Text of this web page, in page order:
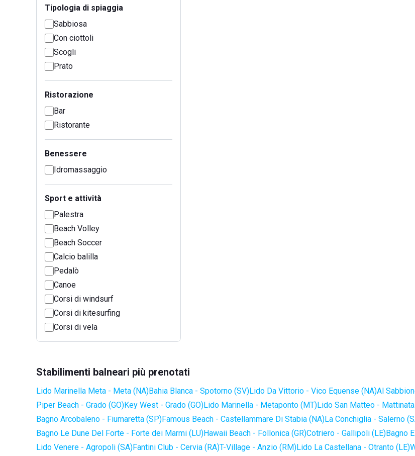
Tipologia di spiaggia
Sabbiosa
Con ciottoli
Scogli
Prato
Ristorazione
Bar
Ristorante
Benessere
Idromassaggio
Sport e attività
Palestra
Beach Volley
Beach Soccer
Calcio balilla
Pedalò
Canoe
Corsi di windsurf
Corsi di kitesurfing
Corsi di vela
Stabilimenti balneari più prenotati
Lido Marinella Meta - Meta (NA)Bahia Blanca - Spotorno (SV)Lido Da Vittorio - Vico Equense (NA)Al
Piper Beach - Grado (GO)Key West - Grado (GO)Lido Marinella - Metaponto (MT)Lido San Matteo - Mattinata
Bagno Arcobaleno - Fiumaretta (SP)Famous Beach - Castellammare Di Stabia (NA)La Conchiglia - Salerno
Bagno Le Dune Del Forte - Forte dei Marmi (LU)Hawaii Beach - Follonica (GR)Cotriero - Gallipoli (LE)Bagno
Lido Venere - Agropoli (SA)Fantini Club - Cervia (RA)T-Village - Anzio (RM)Lido La Castellana - Otranto (LE)